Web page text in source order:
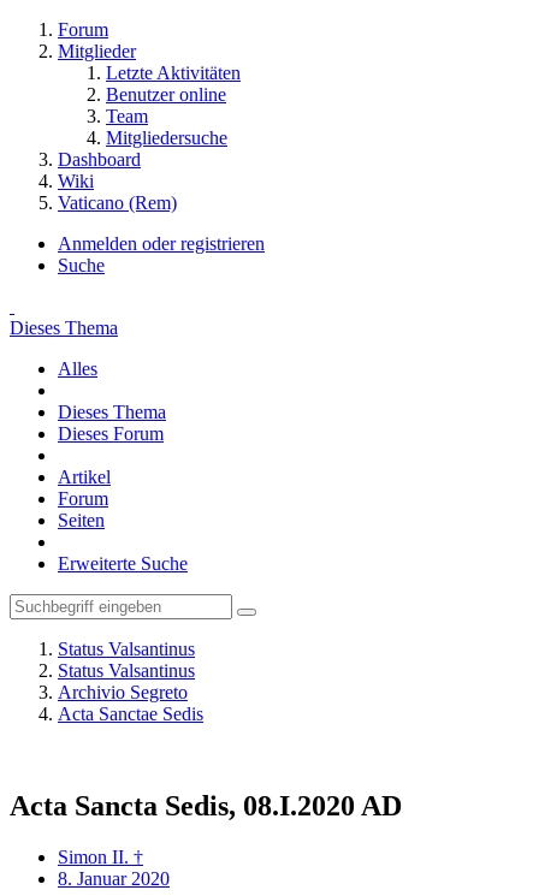
Forum
Mitglieder
Letzte Aktivitäten
Benutzer online
Team
Mitgliedersuche
Dashboard
Wiki
Vaticano (Rem)
Anmelden oder registrieren
Suche
Dieses Thema
Alles
Dieses Thema
Dieses Forum
Artikel
Forum
Seiten
Erweiterte Suche
Status Valsantinus
Status Valsantinus
Archivio Segreto
Acta Sanctae Sedis
Acta Sancta Sedis, 08.I.2020 AD
Simon II. †
8. Januar 2020